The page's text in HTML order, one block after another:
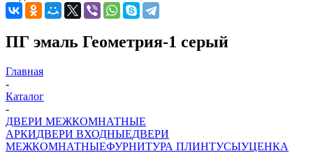
ПГ эмаль Геометрия-1 серый
Главная
-
Каталог
-
ДВЕРИ МЕЖКОМНАТНЫЕ
АРКИДВЕРИ ВХОДНЫЕДВЕРИ
МЕЖКОМНАТНЫЕФУРНИТУРА ПЛИНТУСЫУЦЕНКА